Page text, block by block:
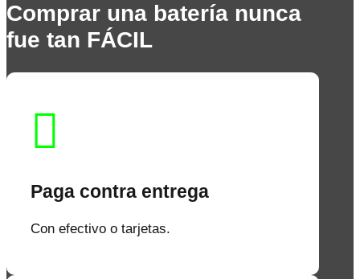
Comprar una batería nunca
fue tan FÁCIL

Paga contra entrega
Con efectivo o tarjetas.